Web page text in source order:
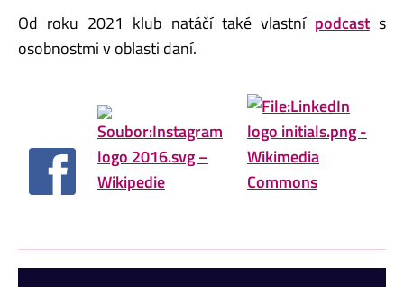
Od roku 2021 klub natáčí také vlastní podcasts
osobnostmi v oblasti daní.